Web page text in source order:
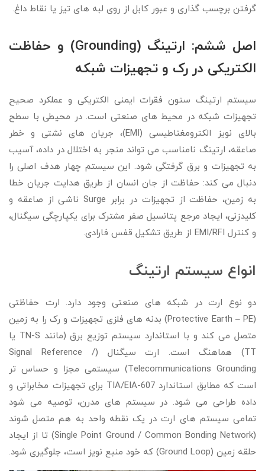
گرفتن برچسب گذاری و عبور کابل از روی لبه های تیز یا نقاط داغ.
اصل ششم: ارتینگ (Grounding) و حفاظت
الکتریکی در رک و تجهیزات شبکه
سیستم ارتینگ ستون فقرات ایمنی الکتریکی و عملکرد صحیح
تجهیزات شبکه در محیط های صنعتی است. در محیطی با سطح
بالای نویز الکترومغناطیسی (EMI)، جریان های نشتی و خطر
صاعقه، ارتینگ نامناسب می تواند منجر به اختلال در داده، آسیب
به تجهیزات و برق گرفتگی شود. این سیستم چهار هدف اصلی را
دنبال می کند: حفاظت از جان انسان از طریق هدایت جریان خطا
به زمین، حفاظت از تجهیزات در برابر Surge ناشی از صاعقه و
کلیدزنی، ایجاد مرجع پتانسیل صفر مشترک برای یکپارچگی سیگنال،
و کنترل EMI/RFI از طریق تشکیل قفس فارادی.
انواع سیستم ارتینگ
دو نوع ارت در شبکه های صنعتی وجود دارد. ارت حفاظتی
(Protective Earth – PE) بدنه های فلزی تجهیزات و رک را به زمین
متصل می کند و با استاندارد سیستم توزیع برق (مانند TN-S یا
TT) هماهنگ است. ارت سیگنال (Signal Reference /
Telecommunications Grounding) سیستمی مجزا و حساس تر
است که مطابق استاندارد TIA/EIA-607 برای تجهیزات مخابراتی و
داده طراحی می شود. در سیستم های مدرن، توصیه می شود
تمامی سیستم های ارت در یک نقطه واحد به هم متصل شوند
(Single Point Ground / Common Bonding Network) تا از ایجاد
حلقه زمین (Ground Loop) که خود منبع نویز است، جلوگیری شود.